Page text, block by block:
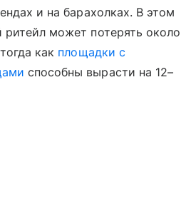
и на барахолках. В этом
ритейл может потерять около
как площадки с
способны вырасти на 12–